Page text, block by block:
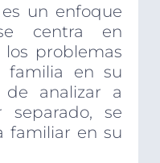
un enfoque
centra en
problemas
familia en su
analizar a
separado, se
familiar en su